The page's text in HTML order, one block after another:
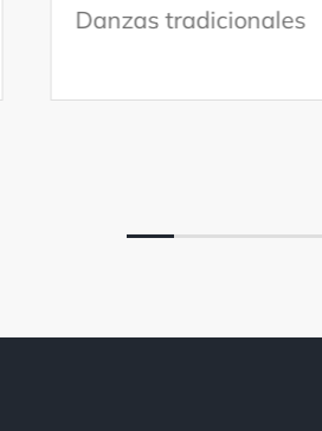
Danzas tradicionales